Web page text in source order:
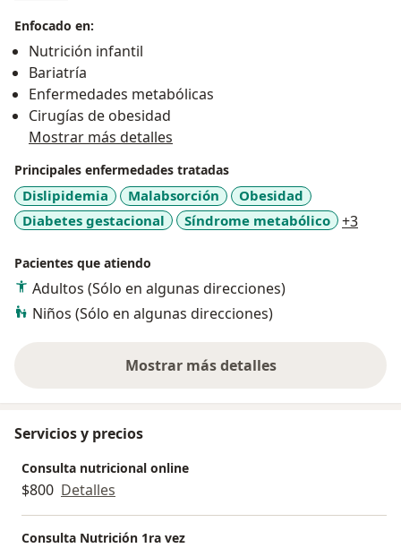
Enfocado en:
Nutrición infantil
Bariatría
Enfermedades metabólicas
Cirugías de obesidad
Mostrar más detalles
Principales enfermedades tratadas
Dislipidemia Malabsorción
Obesidad
Diabetes gestacional
Síndrome metabólico +3
Pacientes que atiendo
Adultos (Sólo en algunas direcciones)
Niños (Sólo en algunas direcciones)
Mostrar más detalles
sobre la experiencia
Servicios y precios
Consulta nutricional online
$800 Detalles
Consulta Nutrición 1ra vez